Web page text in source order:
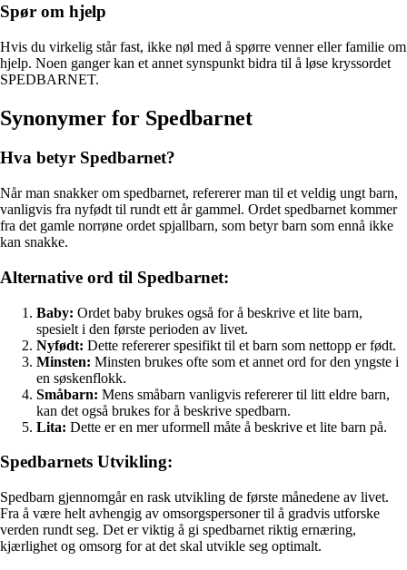
Spør om hjelp
Hvis du virkelig står fast, ikke nøl med å spørre venner eller familie om
hjelp. Noen ganger kan et annet synspunkt bidra til å løse kryssordet
SPEDBARNET.
Synonymer for Spedbarnet
Hva betyr Spedbarnet?
Når man snakker om spedbarnet, refererer man til et veldig ungt barn,
vanligvis fra nyfødt til rundt ett år gammel. Ordet spedbarnet kommer
fra det gamle norrøne ordet spjallbarn, som betyr barn som ennå ikke
kan snakke.
Alternative ord til Spedbarnet:
Baby: Ordet baby brukes også for å beskrive et lite barn,
spesielt i den første perioden av livet.
Nyfødt: Dette refererer spesifikt til et barn som nettopp er født.
Minsten: Minsten brukes ofte som et annet ord for den yngste i
en søskenflokk.
Småbarn: Mens småbarn vanligvis refererer til litt eldre barn,
kan det også brukes for å beskrive spedbarn.
Lita: Dette er en mer uformell måte å beskrive et lite barn på.
Spedbarnets Utvikling:
Spedbarn gjennomgår en rask utvikling de første månedene av livet.
Fra å være helt avhengig av omsorgspersoner til å gradvis utforske
verden rundt seg. Det er viktig å gi spedbarnet riktig ernæring,
kjærlighet og omsorg for at det skal utvikle seg optimalt.